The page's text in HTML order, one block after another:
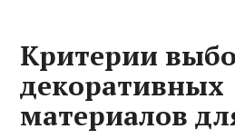
Критерии
декоративных
материалов